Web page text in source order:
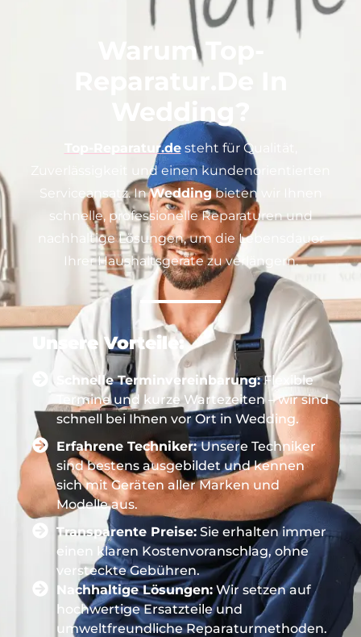
Warum Top-
Top-Reparatur.desteht für Qualität,
Zuverlässigkeit und einen kundenorientierten
Serviceansatz. InWeddingbieten wir Ihnen
schnelle, professionelle Reparaturen und
nachhaltige Lösungen, um die Lebensdauer
Ihrer Haushaltsgeräte zu verlängern.
Unsere Vorteile:
Schnelle Terminvereinbarung:Flexible
Termine und kurze Wartezeiten – wir sind
schnell bei Ihnen vor Ort in Wedding.
Erfahrene Techniker:Unsere Techniker
sind bestens ausgebildet und kennen
sich mit Geräten aller Marken und
Modelle aus.
Transparente Preise: Sie erhalten immer
einen klaren Kostenvoranschlag, ohne
versteckte Gebühren.
Nachhaltige Lösungen:Wir setzen auf
hochwertige Ersatzteile und
umweltfreundliche Reparaturmethoden.